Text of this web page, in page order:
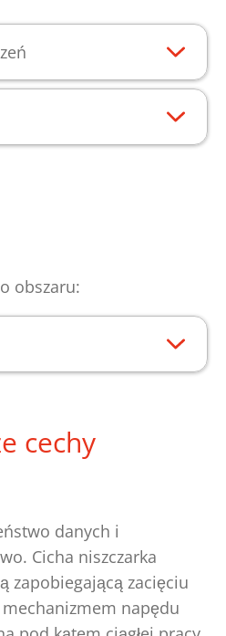
obszaru:
cechy
danych i
Cicha niszczarka
zapobiegającą zacięciu
napędu